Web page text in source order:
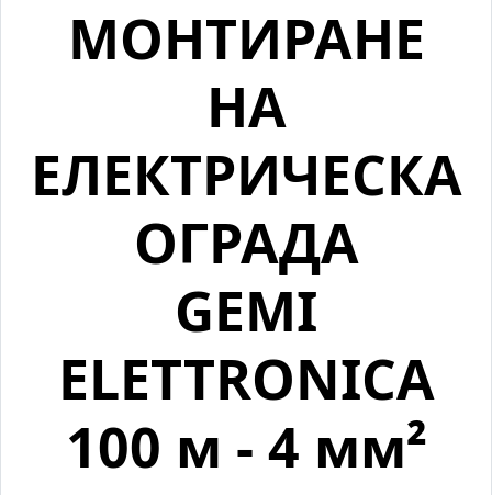
МОНТИРАНЕ
НА
ЕЛЕКТРИЧЕСКА
ОГРАДА
GEMI
ELETTRONICA
100 м - 4 мм²